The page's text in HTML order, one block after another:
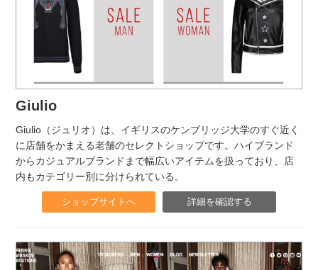
Giulio
Giulio（ジュリオ）は、イギリスのケンブリッジ大学のすぐ近く
に店舗をかまえる老舗のセレクトショップです。ハイブランド
からカジュアルブランドまで幅広いアイテムを扱っており、店
内もカテゴリー別に分けられている。
ショップサイトへ 詳細を確認する